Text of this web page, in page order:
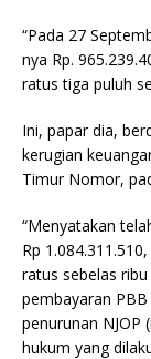
“Pada 27
nya Rp.
ratus tiga puluh
Ini, papar dia,
kerugian
Timur Nomor,
“Menyatakan
Rp
ratus sebelas
pembayaran
penurunan NJOP
hukum yang